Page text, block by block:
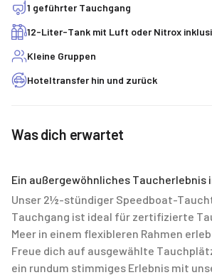
1 geführter Tauchgang
12-Liter-Tank mit Luft oder Nitrox
Kleine Gruppen
Hoteltransfer hin und zurück
Was dich erwartet
Ein außergewöhnliches Taucherlebnis
Unser 2½-stündiger Speedboat-
Tauchgang ist ideal für zertifizierte
Meer in einem flexibleren Rahmen
Freue dich auf ausgewählte
ein rundum stimmiges Erlebnis mit